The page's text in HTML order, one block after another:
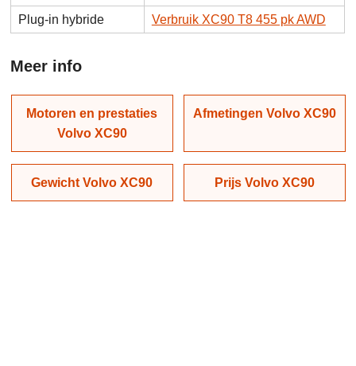
Plug-in hybride
Verbruik XC90 T8 455 pk AWD
Meer info
Motoren en prestaties
Volvo XC90
Afmetingen Volvo XC90
Gewicht Volvo XC90 Prijs Volvo XC90